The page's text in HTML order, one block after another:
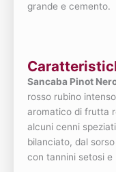
grande e cemento.
Sancaba Pinot
rosso rubino
aromatico di frutta
alcuni cenni
bilanciato, dal
con tannini setosi e